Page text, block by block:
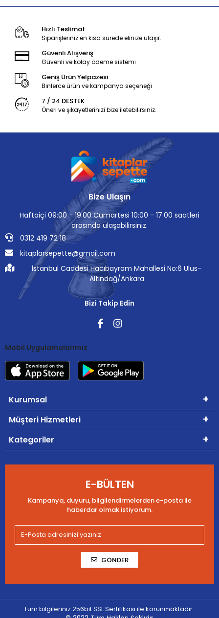
Hızlı Teslimat
Siparişleriniz en kısa sürede elinize ulaşır.
Güvenli Alışveriş
Güvenli ve kolay ödeme sistemi
Geniş Ürün Yelpazesi
Binlerce ürün ve kampanya seçeneği
7 / 24 DESTEK
Öneri ve şikayetlerinizi bize iletebilirsiniz.
Bize Ulaşın
Haftaiçi 09:00 - 19:00 Cumartesi 10:00 - 17:00 saatleri
arasında ulaşabilirsiniz.
0312 419 72 18
kitaplarsepette@gmail.com
İstanbul Caddesi Hacıbayram Mahallesi No:6 Ulus-
Altındağ/Ankara
Bizi Takip Edin
Mobil Uygulamalarımız
Kurumsal
Müşteri Hizmetleri
Kategoriler
E-BÜLTEN
Kampanya, duyuru, bilgilendirmelerden e-posta ile
haberdar olmak istiyorum.
GÖNDER
Tüm bilgileriniz 256bit SSL Sertifikası ile korunmaktadır.